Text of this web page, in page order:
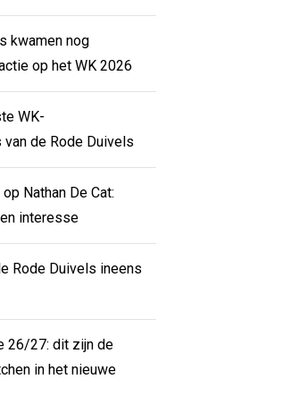
kwamen nog
op het WK 2026
WK-
de Rode Duivels
Nathan De Cat:
tonen interesse
Rode Duivels ineens
26/27: dit zijn de
in het nieuwe